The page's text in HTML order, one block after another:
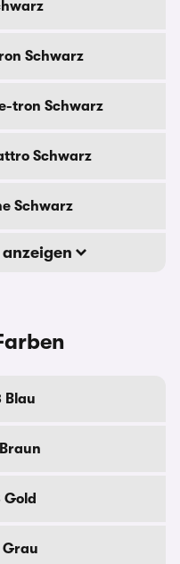
Schwarz
tron Schwarz
Schwarz
Schwarz
Blau
Gold
Grau